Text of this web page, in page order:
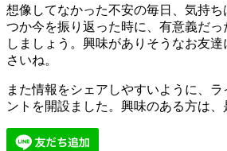
想像してなかった不安の毎日、気持
つか今を振り返った時に、有意義だ
しましょう。興味がありそうなお友
さいね。
また情報をシェアしやすいように、
ントを開設ました。興味のある方は、